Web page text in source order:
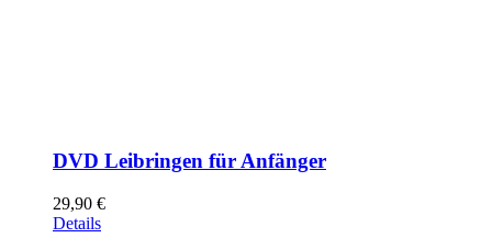
DVD Leibringen für Anfänger
29,90 €
Details